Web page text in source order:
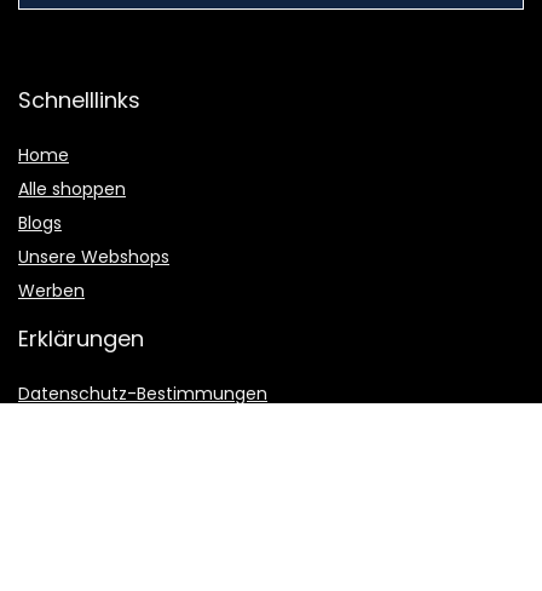
Schnelllinks
Home
Alle shoppen
Blogs
Unsere Webshops
Werben
Erklärungen
Datenschutz-Bestimmungen